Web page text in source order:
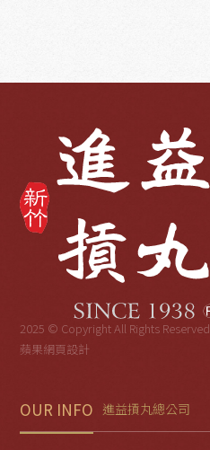
2025 © Copyright All Rights Reserved
蘋果網頁設計
OUR INFO 進益摃丸總公司